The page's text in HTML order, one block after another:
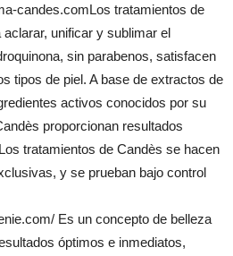
candes.comLos tratamientos de
unificar y sublimar el
sin parabenos, satisfacen
tipos de piel. A base de extractos de
activos conocidos por su
proporcionan resultados
tratamientos de Candès se hacen
y se prueban bajo control
Es un concepto de belleza
óptimos e inmediatos,